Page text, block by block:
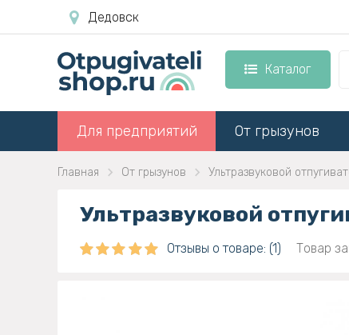
Дедовск
Каталог
Для предприятий От грызунов
Главная От грызунов Ультразвуковой
Ультразвуковой
Отзывы о товаре: (1) Товар